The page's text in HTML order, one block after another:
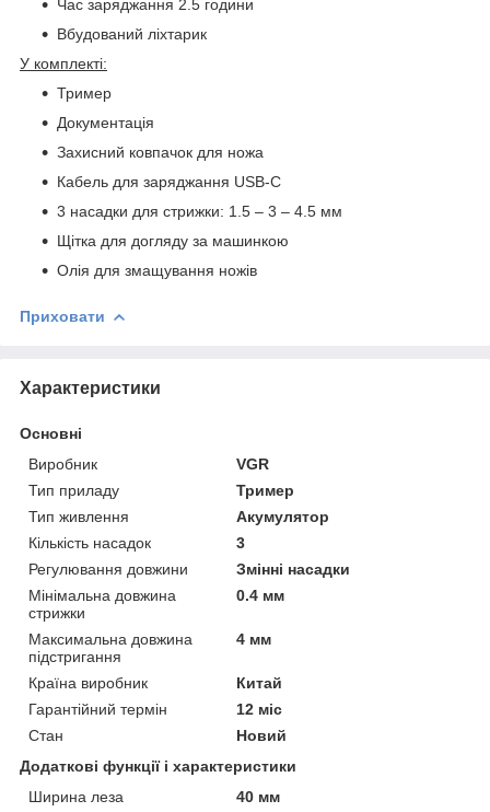
Час заряджання 2.5 години
Вбудований ліхтарик
У комплекті:
Тример
Документація
Захисний ковпачок для ножа
Кабель для заряджання USB-C
3 насадки для стрижки: 1.5 – 3 – 4.5 мм
Щітка для догляду за машинкою
Олія для змащування ножів
Приховати
Характеристики
Основні
Виробник
VGR
Тип приладу
Тример
Тип живлення
Акумулятор
Кількість насадок
3
Регулювання довжини
Змінні насадки
Мінімальна довжина
стрижки
0.4 мм
Максимальна довжина
підстригання
4 мм
Країна виробник
Китай
Гарантійний термін
12 міс
Стан
Новий
Додаткові функції і характеристики
Ширина леза
40 мм